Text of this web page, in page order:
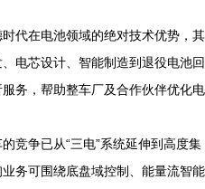
时代在电池领域的绝对技术优势，其
电芯设计、智能制造到退役电池回
务，帮助整车厂及合作伙伴优化电
的竞争已从“三电”系统延伸到高度集
务可围绕底盘域控制、能量流智能